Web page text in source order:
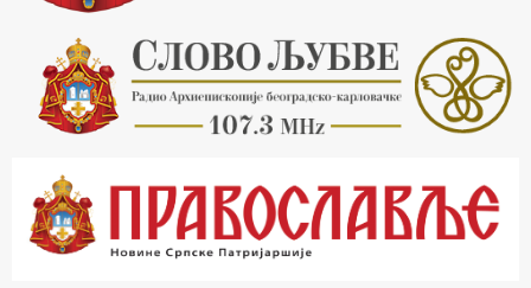
20.30 Хроника Архиепископије
21.03 Врлинослов
22.03 Црквена предавања и трибине
23.00 Питања и одговори
00.03 Црквена предавања и трибине
01.03 Живе речи - подкаст